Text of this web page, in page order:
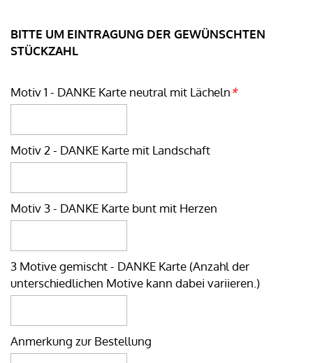
BITTE UM EINTRAGUNG DER GEWÜNSCHTEN
STÜCKZAHL
Motiv 1 - DANKE Karte neutral mit Lächeln*
Motiv 2 - DANKE Karte mit Landschaft
Motiv 3 - DANKE Karte bunt mit Herzen
3 Motive gemischt - DANKE Karte (Anzahl der
unterschiedlichen Motive kann dabei variieren.)
Anmerkung zur Bestellung